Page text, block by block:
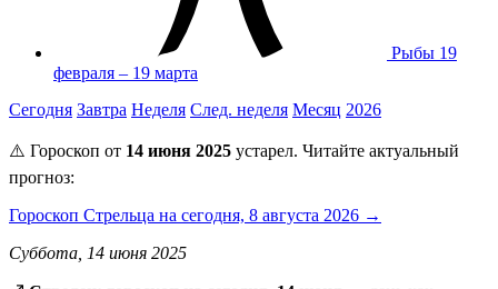
Рыбы 19
февраля – 19 марта
Сегодня Завтра Неделя След. неделя Месяц 2026
⚠️ Гороскоп от 14 июня 2025 устарел. Читайте актуальный
прогноз:
Гороскоп Стрельца на сегодня, 8 августа 2026 →
Суббота, 14 июня 2025